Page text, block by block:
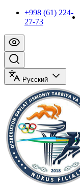
+998 (61) 224-
27-73
Русский